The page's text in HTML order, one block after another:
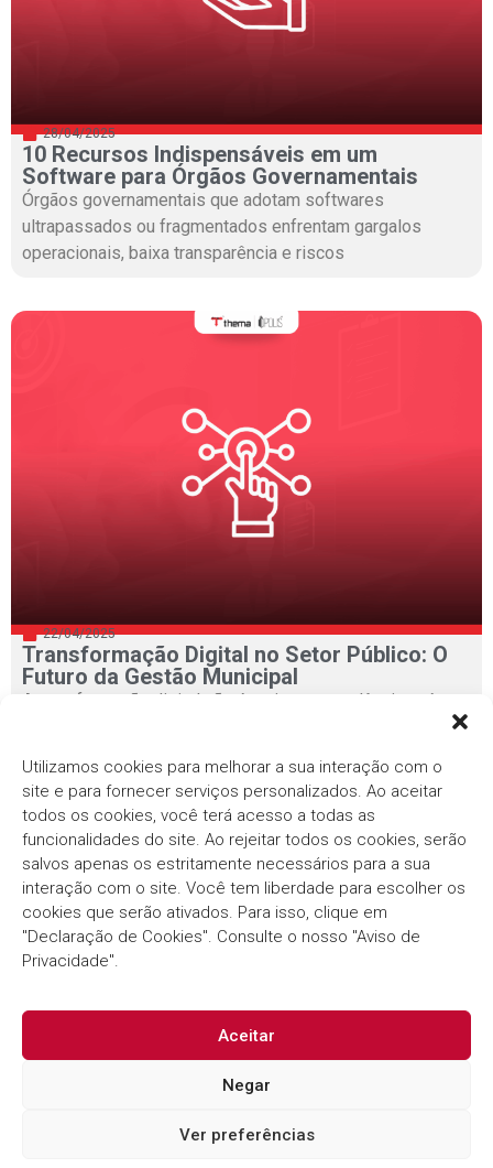
Utilizamos cookies para melhorar a sua interação com o
site e para fornecer serviços personalizados. Ao aceitar
todos os cookies, você terá acesso a todas as
funcionalidades do site. Ao rejeitar todos os cookies, serão
salvos apenas os estritamente necessários para a sua
interação com o site. Você tem liberdade para escolher os
cookies que serão ativados. Para isso, clique em
"Declaração de Cookies". Consulte o nosso "Aviso de
Privacidade".
Aceitar
Negar
Ver preferências
28/04/2025
10 Recursos Indispensáveis em um
Software para Órgãos Governamentais
Órgãos governamentais que adotam softwares
ultrapassados ou fragmentados enfrentam gargalos
operacionais, baixa transparência e riscos
22/04/2025
Transformação Digital no Setor Público: O
Futuro da Gestão Municipal
A transformação digital não é mais uma tendência — é
1 2 3 4 5
Há mais de três décadas, oGrupo Thema®/Pólis®
segue com o compromisso em fornecer soluções
inovadoras e eficientes para o Setor Público.